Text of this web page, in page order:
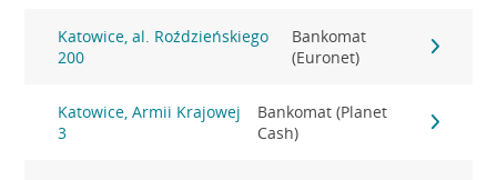
Katowice, al. Roździeńskiego
200
Bankomat
(Euronet)
Katowice, Armii Krajowej
3
Bankomat (Planet
Cash)